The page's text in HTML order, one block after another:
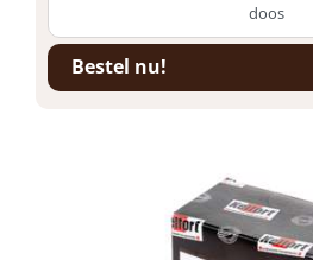
doos
Bestel nu!